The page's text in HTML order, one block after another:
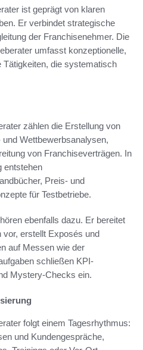
ist geprägt von klaren
Er verbindet strategische
der Franchisenehmer. Die
umfasst konzeptionelle,
die systematisch
zählen die Erstellung von
Wettbewerbsanalysen,
von Franchiseverträgen. In
entstehen
Preis- und
für Testbetriebe.
ebenfalls dazu. Er bereitet
vor, erstellt Exposés und
auf Messen wie der
schließen KPI-
Mystery-Checks ein.
folgt einem Tagesrhythmus:
und Kundengespräche,